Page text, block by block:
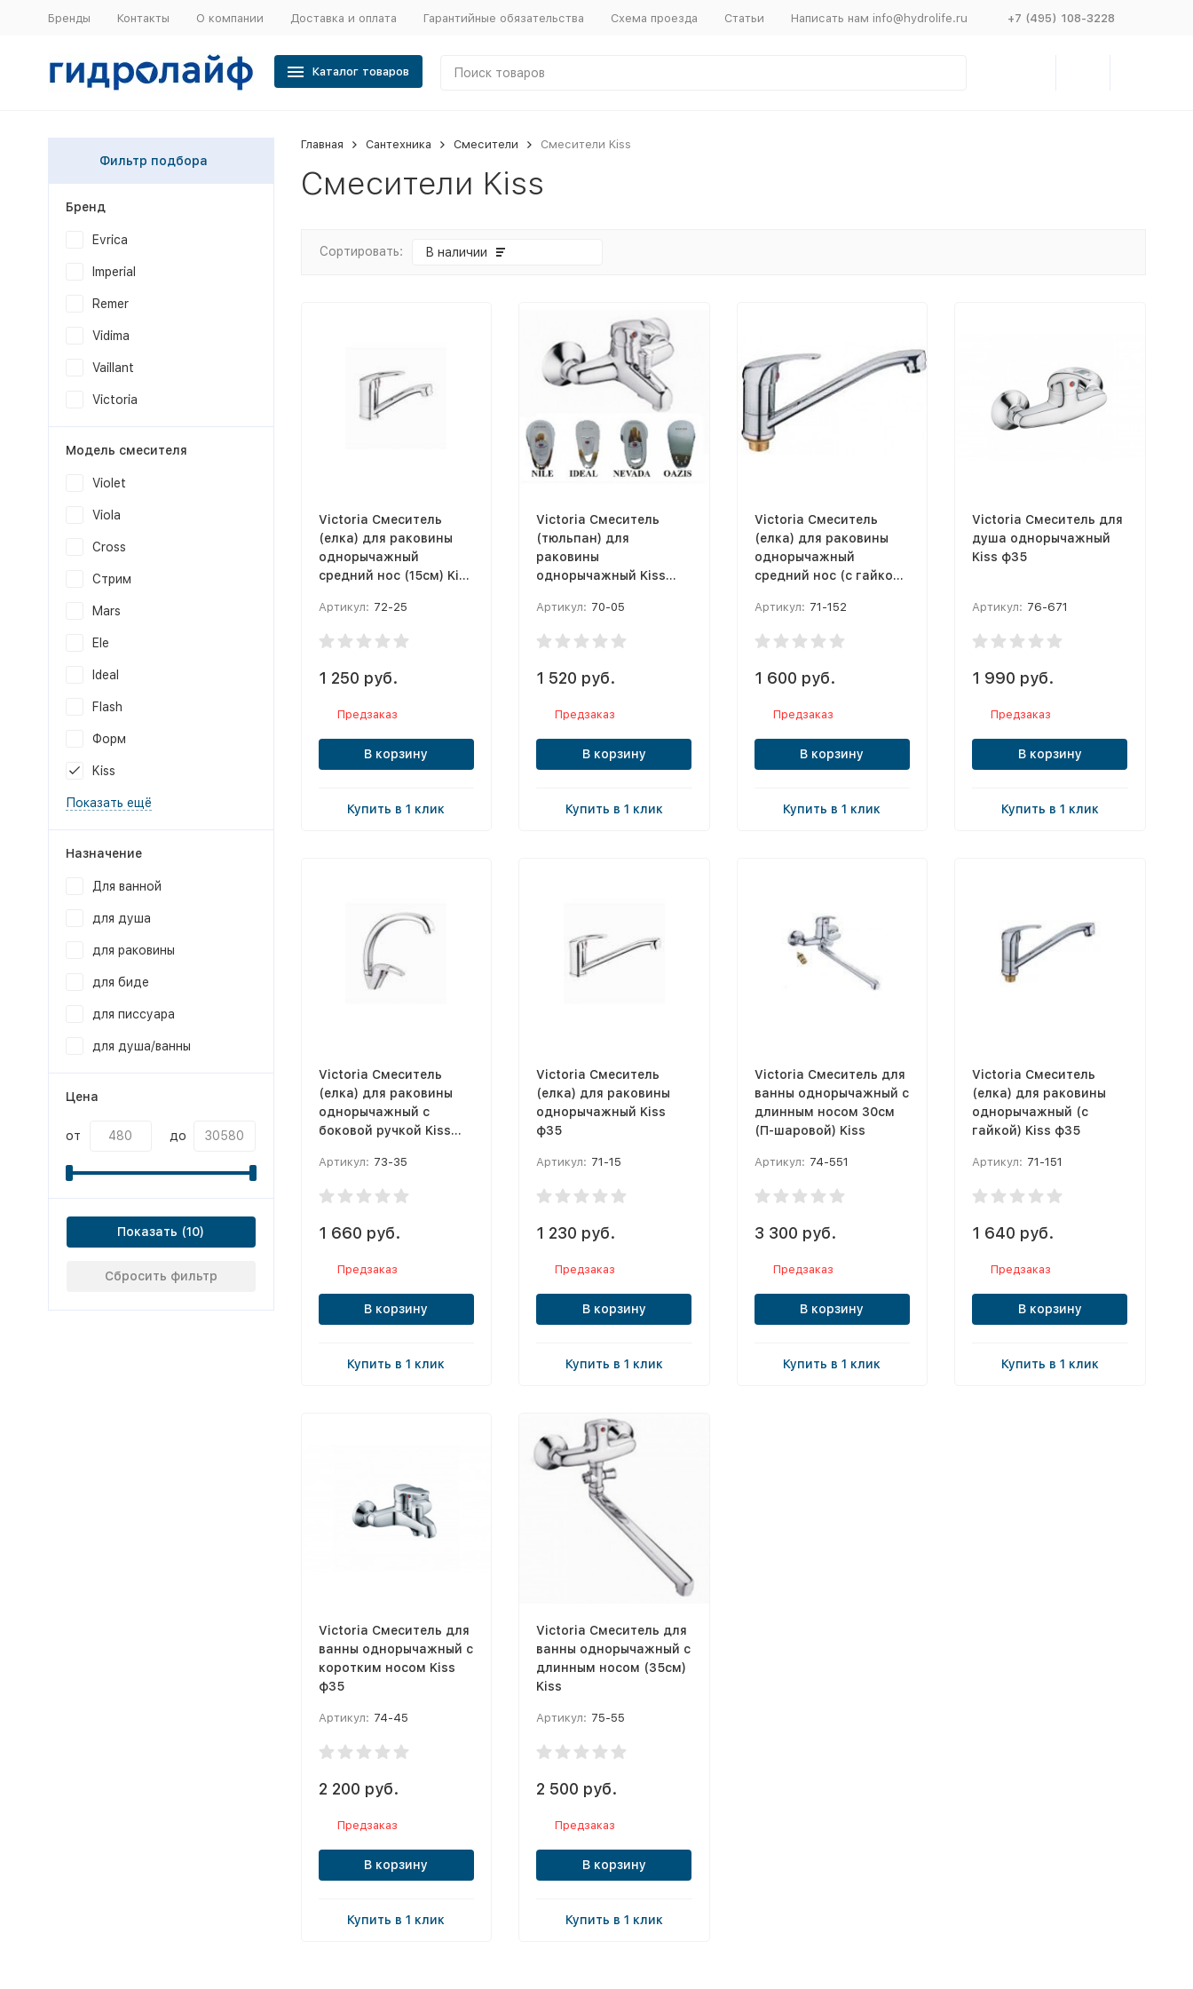
Бренды Контакты О компании Доставка и оплата Гарантийные обязательства Схема проезда Статьи Написать нам info@hydrolife.ru +7 (495) 108-3228
Каталог товаров
Главная Сантехника Смесители Смесители Kiss
Смесители Kiss
Сортировать: В наличии
Victoria Смеситель
(елка) для раковины
однорычажный
средний нос (15см) Kiss
Артикул: 72-25
1 250 руб.
Предзаказ
В корзину
Купить в 1 клик
Victoria Смеситель
(тюльпан) для
раковины
однорычажный Kiss
Артикул: 70-05
1 520 руб.
Предзаказ
В корзину
Купить в 1 клик
Victoria Смеситель
(елка) для раковины
однорычажный
средний нос (с гайкой)
Артикул: 71-152
1 600 руб.
Предзаказ
В корзину
Купить в 1 клик
Victoria Смеситель для
душа однорычажный
Kiss ф35
Артикул: 76-671
1 990 руб.
Предзаказ
В корзину
Купить в 1 клик
Victoria Смеситель
(елка) для раковины
однорычажный с
боковой ручкой Kiss
Артикул: 73-35
1 660 руб.
Предзаказ
В корзину
Купить в 1 клик
Victoria Смеситель
(елка) для раковины
однорычажный Kiss
ф35
Артикул: 71-15
1 230 руб.
Предзаказ
В корзину
Купить в 1 клик
Victoria Смеситель для
ванны однорычажный с
длинным носом 30см
(П-шаровой) Kiss
Артикул: 74-551
3 300 руб.
Предзаказ
В корзину
Купить в 1 клик
Victoria Смеситель
(елка) для раковины
однорычажный (с
гайкой) Kiss ф35
Артикул: 71-151
1 640 руб.
Предзаказ
В корзину
Купить в 1 клик
Victoria Смеситель для
ванны однорычажный с
коротким носом Kiss
ф35
Артикул: 74-45
2 200 руб.
Предзаказ
В корзину
Купить в 1 клик
Victoria Смеситель для
ванны однорычажный с
длинным носом (35см)
Kiss
Артикул: 75-55
2 500 руб.
Предзаказ
В корзину
Купить в 1 клик
Фильтр подбора
Бренд
Evrica
Imperial
Remer
Vidima
Vaillant
Victoria
Модель смесителя
Violet
Viola
Cross
Стрим
Mars
Ele
Ideal
Flash
Форм
Kiss
Показать ещё
Назначение
Для ванной
для душа
для раковины
для биде
для писсуара
для душа/ванны
Цена
от до
Показать
Сбросить фильтр